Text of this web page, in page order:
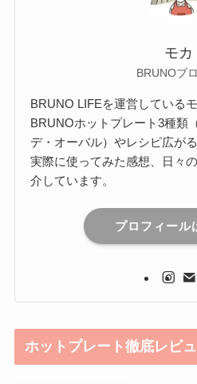
モカ
BRUNOブ
BRUNO LIFEを運営しているモ
BRUNOホットプレート3種類
デ・オーバル）やレシピ広が
実際に使ってみた感想、日々
介しています。
プロフィール
ホットプレート徹底レビ